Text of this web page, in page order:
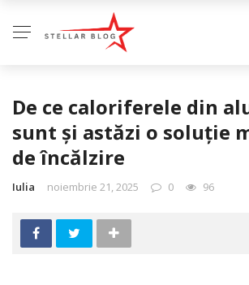
De ce caloriferele din
sunt și astăzi o soluție
de încălzire
Iulia noiembrie 21, 2025 0 96